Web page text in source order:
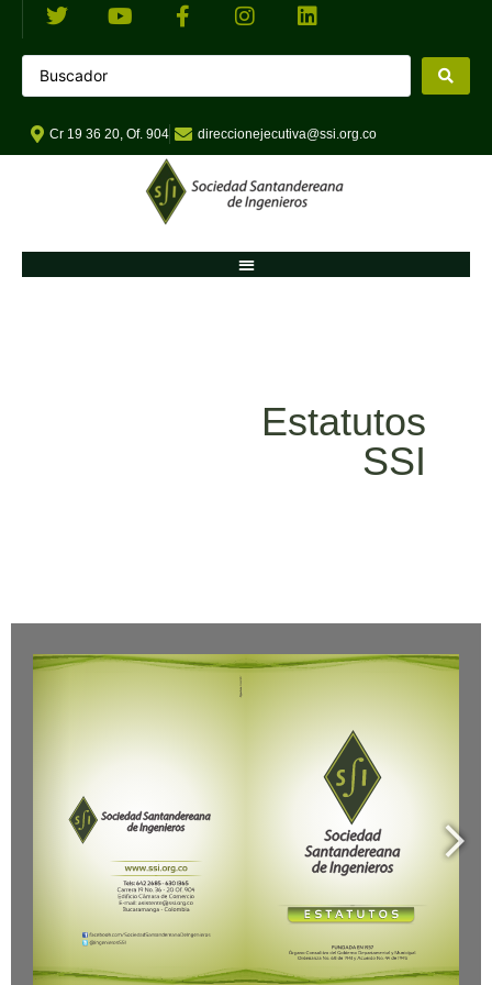
Cr 19 36 20, Of. 904 direccionejecutiva@ssi.org.co
Estatutos
SSI